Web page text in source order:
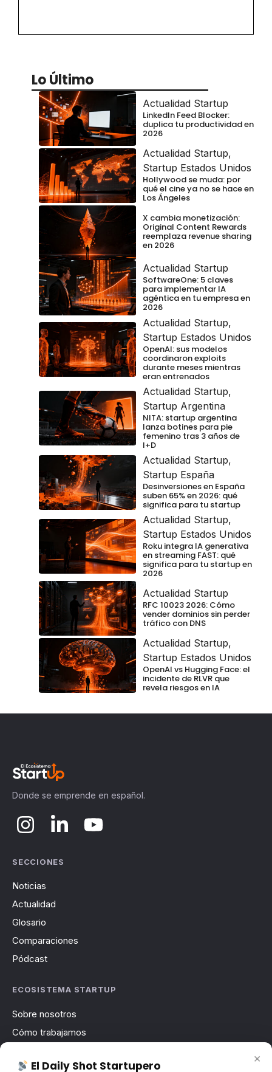
Lo Último
Actualidad Startup
LinkedIn Feed Blocker:
duplica tu productividad en
2026
Actualidad Startup,
Startup Estados Unidos
Hollywood se muda: por
qué el cine ya no se hace en
Los Ángeles
X cambia monetización:
Original Content Rewards
reemplaza revenue sharing
en 2026
Actualidad Startup
SoftwareOne: 5 claves
para implementar IA
agéntica en tu empresa en
2026
Actualidad Startup,
Startup Estados Unidos
OpenAI: sus modelos
coordinaron exploits
durante meses mientras
eran entrenados
Actualidad Startup,
Startup Argentina
NITA: startup argentina
lanza botines para pie
femenino tras 3 años de
I+D
Actualidad Startup,
Startup España
Desinversiones en España
suben 65% en 2026: qué
significa para tu startup
Actualidad Startup,
Startup Estados Unidos
Roku integra IA generativa
en streaming FAST: qué
significa para tu startup en
2026
Actualidad Startup
RFC 10023 2026: Cómo
vender dominios sin perder
tráfico con DNS
Actualidad Startup,
Startup Estados Unidos
OpenAI vs Hugging Face: el
incidente de RLVR que
revela riesgos en IA
Donde se emprende en español.
SECCIONES
Noticias
Actualidad
Glosario
Comparaciones
Pódcast
ECOSISTEMA STARTUP
Sobre nosotros
Cómo trabajamos
Contacto
×
El Daily Shot Startupero